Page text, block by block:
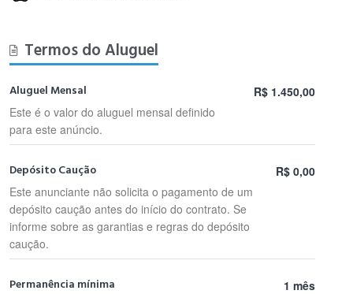
Termos do Aluguel
Aluguel Mensal
Este é o valor do aluguel mensal definido
para este anúncio.
R$ 1.450,00
Depósito Caução
Este anunciante não solicita o pagamento de um
depósito caução antes do início do contrato. Se
informe sobre as garantias e regras do depósito
caução.
R$ 0,00
Permanência mínima
1 mês